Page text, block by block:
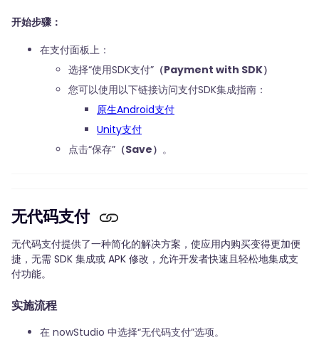
开始步骤：
在支付面板上：
选择“使用SDK支付” （Payment with SDK）
您可以使用以下链接访问支付SDK集成指南：
原生Android支付
Unity支付
点击“保存” （Save） 。
无代码支付
无代码支付提供了一种简化的解决方案，使应用内购买变得更加便
捷，无需 SDK 集成或 APK 修改，允许开发者快速且轻松地集成支
付功能。
实施流程
在 nowStudio 中选择“无代码支付”选项。